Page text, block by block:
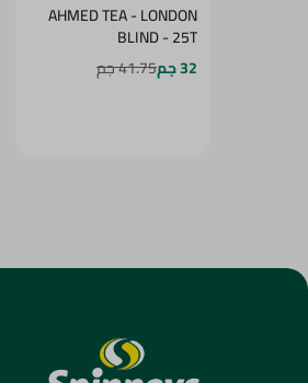
AHMED TEA - LONDON
BLIND - 25T
32 جم
41.75 جم